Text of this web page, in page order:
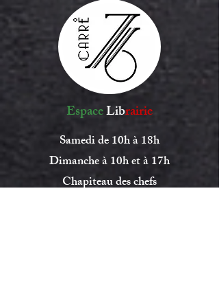
EspaceLibrairie
Samedi de 10h à 18h
Dimanche à 10h et à 17h
Chapiteau des chefs